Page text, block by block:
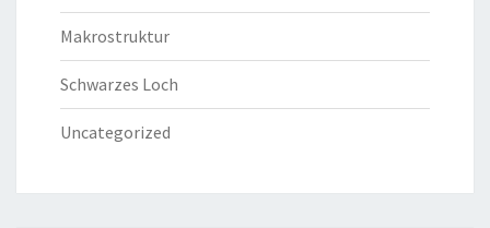
Makrostruktur
Schwarzes Loch
Uncategorized